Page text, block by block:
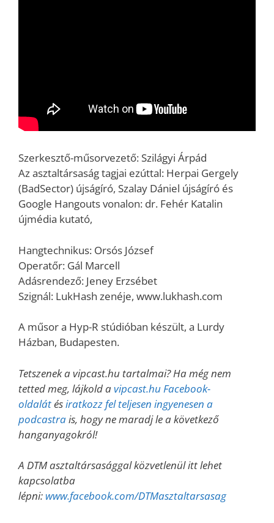
Szerkesztő-műsorvezető: Szilágyi Árpád
Az asztaltársaság tagjai ezúttal: Herpai Gergely
(BadSector) újságíró, Szalay Dániel újságíró és
Google Hangouts vonalon: dr. Fehér Katalin
újmédia kutató,
Hangtechnikus: Orsós József
Operatőr: Gál Marcell
Adásrendező: Jeney Erzsébet
Szignál: LukHash zenéje, www.lukhash.com
A műsor a Hyp-R stúdióban készült, a Lurdy
Házban, Budapesten.
Tetszenek a vipcast.hu tartalmai? Ha még nem
tetted meg, lájkold avipcast.hu Facebook-
oldalátésiratkozz fel teljesen ingyenesen a
podcastrais, hogy ne maradj le a következő
hanganyagokról!
A DTM asztaltársasággal közvetlenül itt lehet
kapcsolatba
lépni: www.facebook.com/DTMasztaltarsasag